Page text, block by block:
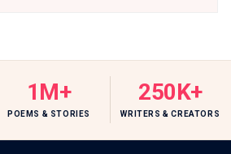
1M+
POEMS & STORIES
250K+
WRITERS & CREATORS